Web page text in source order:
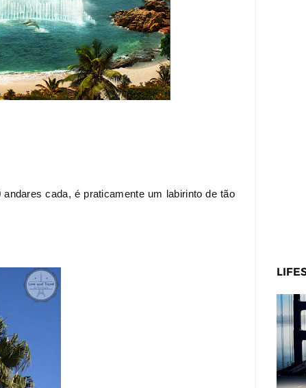
cada, é praticamente um labirinto de tão